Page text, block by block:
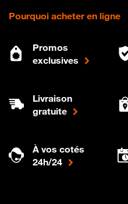
Pourquoi acheter en ligne
Promos
exclusives
Livraison
gratuite
À vos cotés
24h/24